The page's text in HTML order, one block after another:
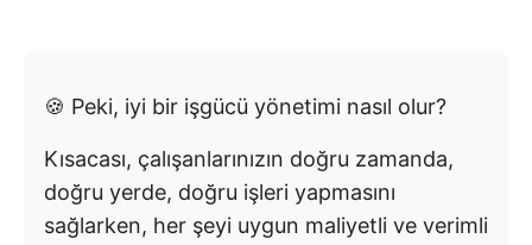
🍪 Peki, iyi bir işgücü yönetimi nasıl olur?
Kısacası, çalışanlarınızın doğru zamanda,
doğru yerde, doğru işleri yapmasını
sağlarken, her şeyi uygun maliyetli ve verimli